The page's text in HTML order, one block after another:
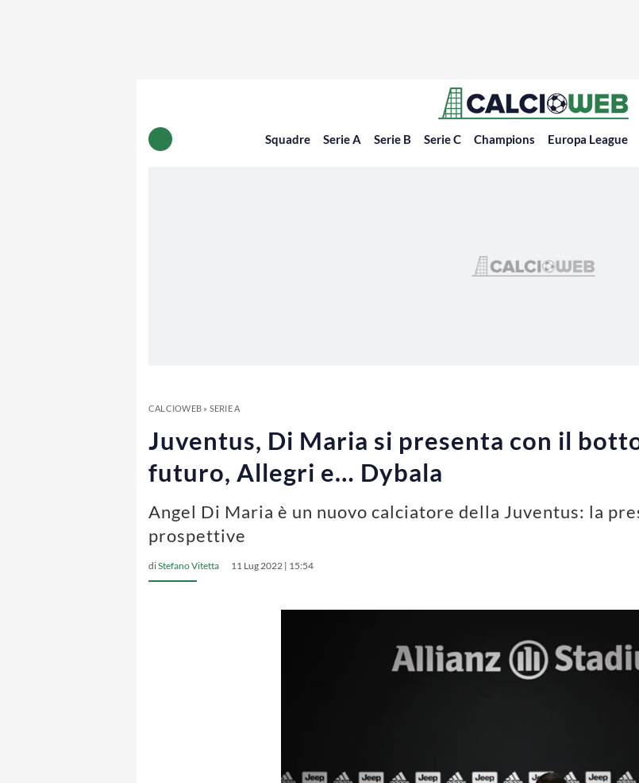
Squadre Serie A Serie B Serie C Champions Europa League
CALCIOWEB» SERIE A
Juventus, Di Maria si presenta con il
futuro, Allegri e… Dybala
Angel Di Maria è un nuovo calciatore della Juventus: la
prospettive
diStefano Vitetta 11 Lug 2022 | 15:54